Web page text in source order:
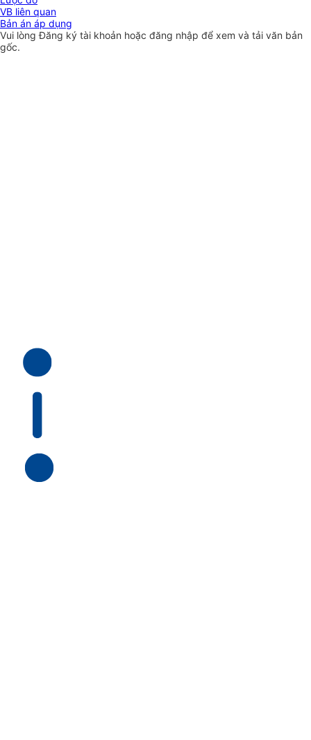
VB liên quan
Bản án áp dụng
Vui lòngĐăng ký tài khoản hoặc đăng nhập để xem và tải văn bản
gốc.